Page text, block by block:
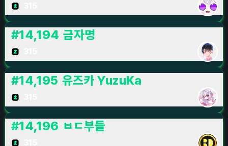
#14,194 금자명
#14,195 유즈카 YuzuKa
#14,196 ㅂㄷ부들